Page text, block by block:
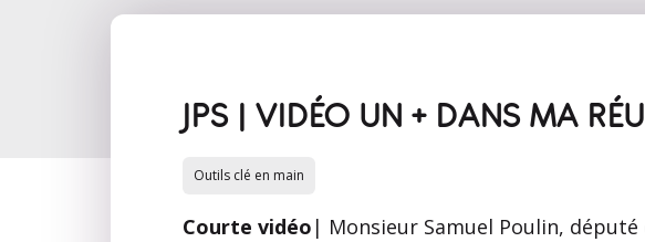
JPS | VIDÉO UN + DANS MA
Outils clé en main
Courte vidéo | Monsieur Samuel Poulin, député